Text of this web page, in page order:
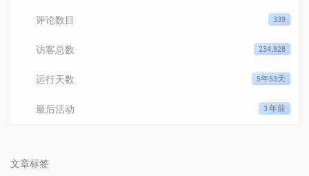
339
评论数目
234,828
访客总数
5年53天
运行天数
3 年前
最后活动
文章标签